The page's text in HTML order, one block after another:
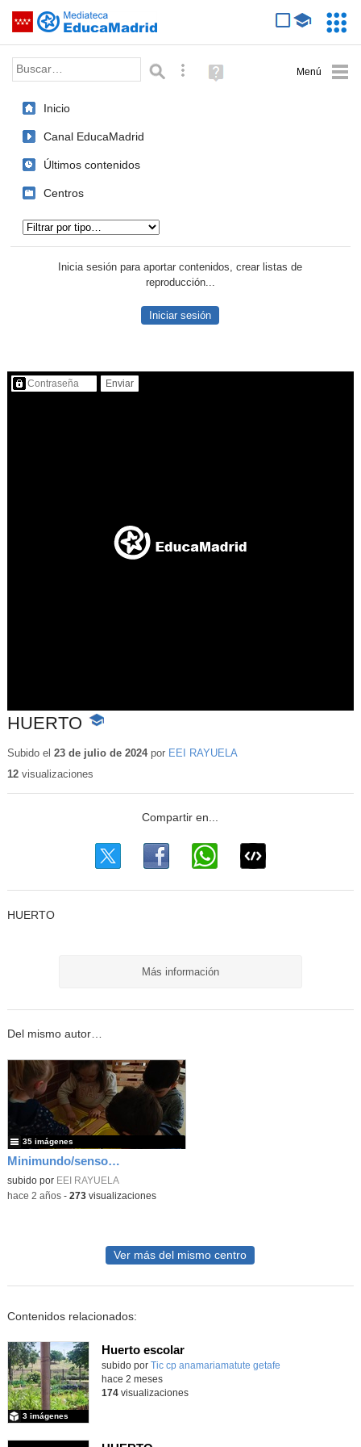
Saltar navegación
Palabra o frase: Búsqueda avanzada
Ayuda
(en
Inicio
Canal EducaMadrid
Últimos contenidos
Centros
Inicia sesión para aportar contenidos, crear listas de
reproducción...
Iniciar sesión
Contenido protegido…
HUERTO
-
educativo
Subido el 23 de julio de 2024por EEI RAYUELA
12visualizaciones
HUERTO
Más información
Del mismo autor…
Minimundo/sensorial
subido por EEI RAYUELA
35 imágenes
-hace 2 años- 273visualizaciones
Ver más del mismo centro
Contenidos relacionados:
Huerto escolar
Contenido educativo.
subido por Tic cp anamariamatute getafe
3 imágenes
hace 2 meses
174visualizaciones